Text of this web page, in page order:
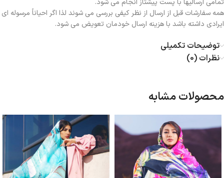
تمامی ارسالیها با پست پیشتاز انجام می شود.
همه سفارشات قبل از ارسال از نظر کیفی بررسی می شوند لذا اگر احیاناً مرسوله ای
ایرادی داشته باشد با هزینه ارسال خودمان تعویض می شود.
توضیحات تکمیلی
نظرات (0)
محصولات مشابه